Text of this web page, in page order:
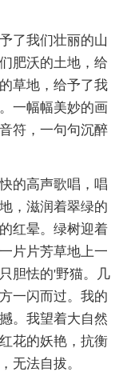
了我们壮丽的山
肥沃的土地，给
草地，给予了我
一幅幅美妙的画
符，一句句沉醉
的高声歌唱，唱
，滋润着翠绿的
红晕。绿树迎着
片片芳草地上一
胆怯的'野猫。几
一闪而过。我的
。我望着大自然
花的妖艳，抗衡
无法自拔。